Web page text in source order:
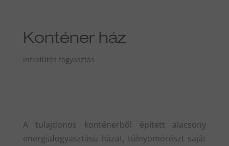
Konténer ház
infrafűtés fogyasztás
A tulajdonos konténerből épített alacsony
energiafogyasztású házat, túlnyomórészt saját